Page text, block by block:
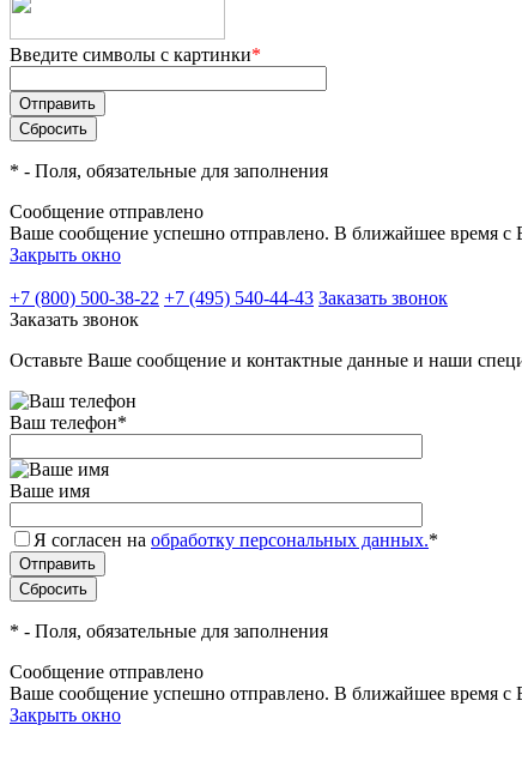
Введите символы с картинки*
* - Поля, обязательные для заполнения
Сообщение отправлено
Ваше сообщение успешно отправлено. В ближайшее время с
Закрыть окно
+7 (800) 500-38-22 +7 (495) 540-44-43 Заказать звонок
Заказать звонок
Оставьте Ваше сообщение и контактные данные и наши
Ваш телефон*
Ваше имя
Я согласен на обработку персональных данных.*
* - Поля, обязательные для заполнения
Сообщение отправлено
Ваше сообщение успешно отправлено. В ближайшее время с
Закрыть окно